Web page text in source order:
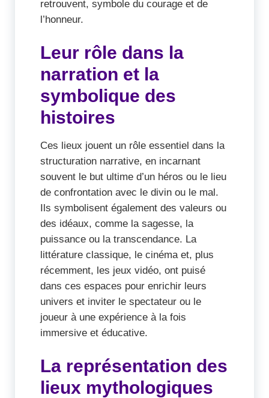
retrouvent, symbole du courage et de
l’honneur.
Leur rôle dans la
narration et la
symbolique des
histoires
Ces lieux jouent un rôle essentiel dans la
structuration narrative, en incarnant
souvent le but ultime d’un héros ou le lieu
de confrontation avec le divin ou le mal.
Ils symbolisent également des valeurs ou
des idéaux, comme la sagesse, la
puissance ou la transcendance. La
littérature classique, le cinéma et, plus
récemment, les jeux vidéo, ont puisé
dans ces espaces pour enrichir leurs
univers et inviter le spectateur ou le
joueur à une expérience à la fois
immersive et éducative.
La représentation des
lieux mythologiques